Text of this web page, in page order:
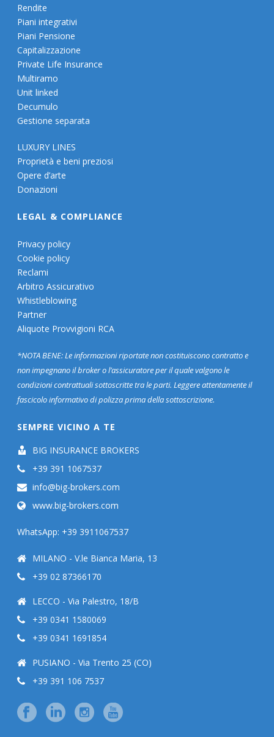
Rendite
Piani integrativi
Piani Pensione
Capitalizzazione
Private Life Insurance
Multiramo
Unit linked
Decumulo
Gestione separata
LUXURY LINES
Proprietà e beni preziosi
Opere d’arte
Donazioni
LEGAL & COMPLIANCE
Privacy policy
Cookie policy
Reclami
Arbitro Assicurativo
Whistleblowing
Partner
Aliquote Provvigioni RCA
*NOTA BENE: Le informazioni riportate non costituiscono contratto e
non impegnano il broker o l’assicuratore per il quale valgono le
condizioni contrattuali sottoscritte tra le parti. Leggere attentamente il
fascicolo informativo di polizza prima della sottoscrizione.
SEMPRE VICINO A TE
BIG INSURANCE BROKERS
+39 391 1067537
info@big-brokers.com
www.big-brokers.com
WhatsApp: +39 3911067537
MILANO - V.le Bianca Maria, 13
+39 02 87366170
LECCO - Via Palestro, 18/B
+39 0341 1580069
+39 0341 1691854
PUSIANO - Via Trento 25 (CO)
+39 391 106 7537